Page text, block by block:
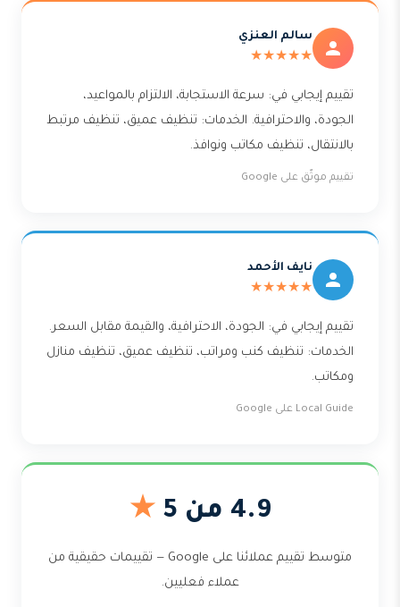
سالم العنزي
★★★★★
تقييم إيجابي في: سرعة الاستجابة، الالتزام بالمواعيد،
الجودة، والاحترافية. الخدمات: تنظيف عميق، تنظيف مرتبط
بالانتقال، تنظيف مكاتب ونوافذ.
تقييم موثّق على Google
نايف الأحمد
★★★★★
تقييم إيجابي في: الجودة، الاحترافية، والقيمة مقابل السعر.
الخدمات: تنظيف كنب ومراتب، تنظيف عميق، تنظيف منازل
ومكاتب.
Local Guide على Google
4.9 من 5 ★
متوسط تقييم عملائنا على Google — تقييمات حقيقية من
عملاء فعليين.